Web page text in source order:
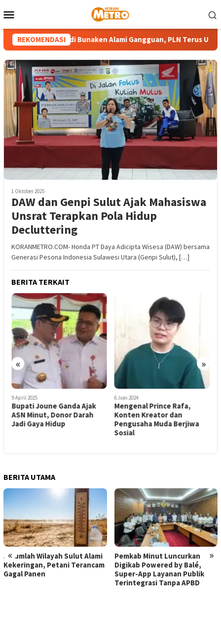
ke
Mobile
REKOMENDASI
Pembangkit di Bunaken Alami Gangguan, PLN Terus Upayakan
1 Oktober 2025
DAW dan Genpi Sulut Ajak Mahasiswa
Unsrat Terapkan Pola Hidup
Decluttering
KORANMETRO.COM- Honda PT Daya Adicipta Wisesa (DAW) bersama
Generasi Pesona Indonesia Sulawesi Utara (Genpi Sulut), […]
BERITA TERKAIT
« »
9 April 2025
Bupati Joune Ganda Ajak
ASN Minut, Donor Darah
Jadi Gaya Hidup
6 Juni 2024
Mengenal Prince Rafa,
Konten Kreator dan
Pengusaha Muda Berjiwa
Sosial
BERITA UTAMA
« »
Sejumlah Wilayah Sulut Alami
Kekeringan, Petani Terancam
Gagal Panen
Pemkab Minut Luncurkan
Digikab Powered by Balé,
Super-App Layanan Publik
Terintegrasi Tanpa APBD